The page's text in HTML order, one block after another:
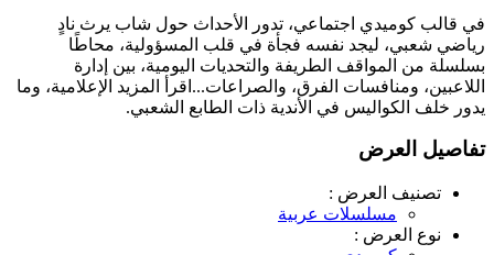
في قالب كوميدي اجتماعي، تدور الأحداث حول شاب يرث نادٍ
رياضي شعبي، ليجد نفسه فجأة في قلب المسؤولية، محاطًا
بسلسلة من المواقف الطريفة والتحديات اليومية، بين إدارة
اللاعبين، ومنافسات الفرق، والصراعات...اقرأ المزيد الإعلامية، وما
يدور خلف الكواليس في الأندية ذات الطابع الشعبي.
تفاصيل العرض
تصنيف العرض :
مسلسلات عربية
نوع العرض :